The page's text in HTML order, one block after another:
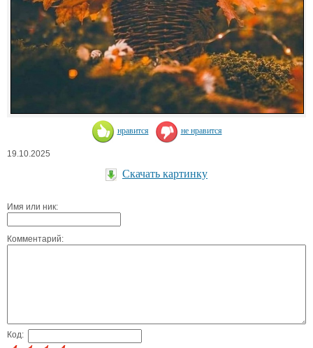
нравится не нравится
19.10.2025
Скачать картинку
Имя или ник:
Комментарий:
Код: